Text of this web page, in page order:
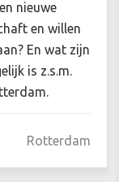
nieuwe
en willen
En wat zijn
is z.s.m.
Rotterdam